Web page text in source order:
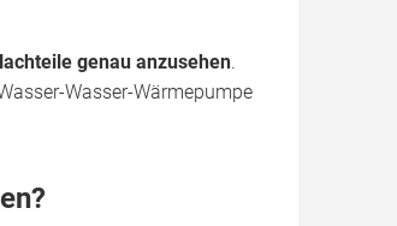
genau anzusehen.
Wasser-Wärmepumpe